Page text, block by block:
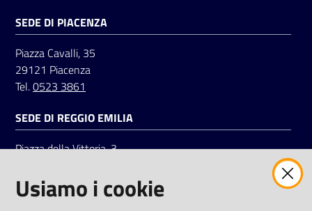
SEDE DI PIACENZA
Piazza Cavalli, 35
29121 Piacenza
Tel.0523 3861
SEDE DI REGGIO EMILIA
Piazza della Vittoria, 3
Tel.0522 7961
Usiamo i cookie